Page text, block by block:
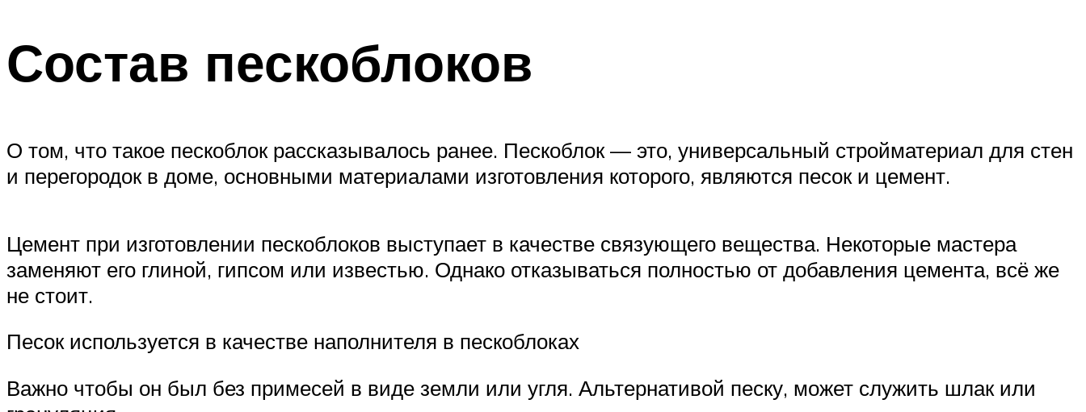
Состав пескоблоков
О том, что такое пескоблок рассказывалось ранее. Пескоблок — это, универсальный стройматериал для стен
и перегородок в доме, основными материалами изготовления которого, являются песок и цемент.
Цемент при изготовлении пескоблоков выступает в качестве связующего вещества. Некоторые мастера
заменяют его глиной, гипсом или известью. Однако отказываться полностью от добавления цемента, всё же
не стоит.
Песок используется в качестве наполнителя в пескоблоках
Важно чтобы он был без примесей в виде земли или угля. Альтернативой песку, может служить шлак или